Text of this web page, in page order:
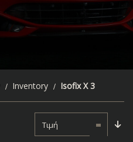
Inventory Isofix X 3
Τιμή